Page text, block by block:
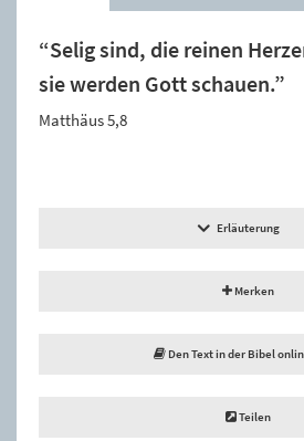
“Selig sind, die reinen
sie werden Gott schauen.”
Matthäus 5,8
Erläuterung
Merken
Den Text in der Bibel
Teilen